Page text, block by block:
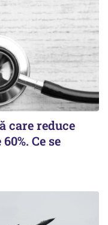
care reduce
Ce se